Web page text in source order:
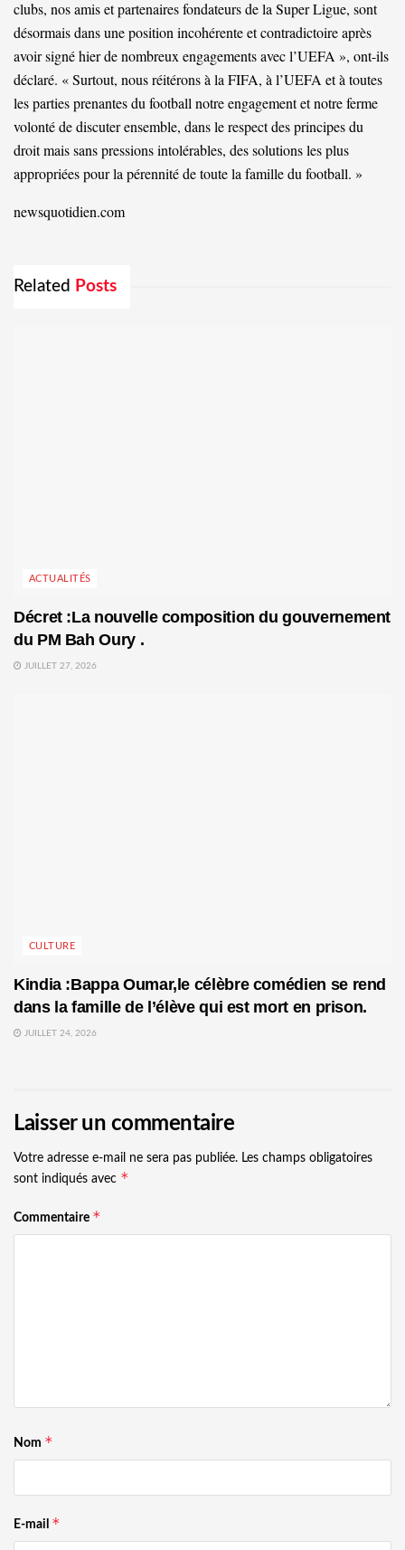
clubs, nos amis et partenaires fondateurs de la Super Ligue, sont
désormais dans une position incohérente et contradictoire après
avoir signé hier de nombreux engagements avec l’UEFA », ont-ils
déclaré. « Surtout, nous réitérons à la FIFA, à l’UEFA et à toutes
les parties prenantes du football notre engagement et notre ferme
volonté de discuter ensemble, dans le respect des principes du
droit mais sans pressions intolérables, des solutions les plus
appropriées pour la pérennité de toute la famille du football. »
newsquotidien.com
Related Posts
ACTUALITÉS
Décret :La nouvelle composition du gouvernement
du PM Bah Oury .
JUILLET 27, 2026
CULTURE
Kindia :Bappa Oumar,le célèbre comédien se rend
dans la famille de l’élève qui est mort en prison.
JUILLET 24, 2026
Laisser un commentaire
Votre adresse e-mail ne sera pas publiée. Les champs obligatoires
sont indiqués avec *
Commentaire *
Nom *
E-mail *